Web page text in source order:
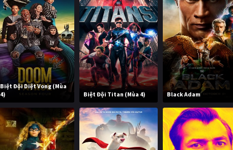
Biệt Đội Diệt Vong (Mùa
4)
Biệt Đội Titan (Mùa 4) Black Adam